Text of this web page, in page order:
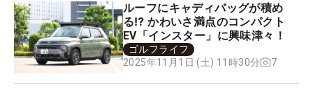
ルーフにキャディバッグが積め
る⁉ かわいさ満点のコンパクト
EV「インスター」に興味津々！
ゴルフライフ
2025年11月1日 (土) 11時30分
7